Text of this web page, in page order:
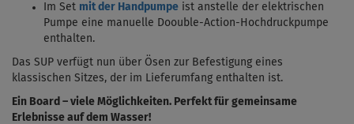
Im Set mit der Handpumpe ist anstelle der elektrischen
Pumpe eine manuelle Doouble-Action-Hochdruckpumpe
enthalten.
Das SUP verfügt nun über Ösen zur Befestigung eines
klassischen Sitzes, der im Lieferumfang enthalten ist.
Ein Board – viele Möglichkeiten. Perfekt für gemeinsame
Erlebnisse auf dem Wasser!